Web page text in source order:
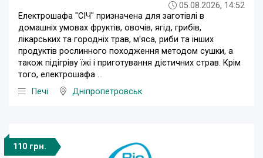
05.08.2026, 14:52
Електрошафа "СІЧ" призначена для заготівлі в
домашніх умовах фруктів, овочів, ягід, грибів,
лікарських та городніх трав, м'яса, риби та інших
продуктів рослинного походження методом сушки, а
також підігріву їжі і приготування дієтичних страв. Крім
того, електрошафа ...
Печі
Дніпропетровськ
110 грн.